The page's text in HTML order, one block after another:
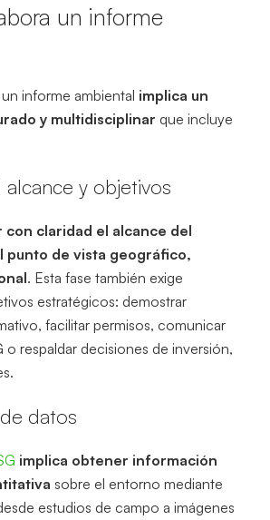
un informe
informe ambiental implica un
y multidisciplinar que incluye
y objetivos
con claridad el alcance del
punto de vista geográfico,
. Esta fase también exige
estratégicos: demostrar
facilitar permisos, comunicar
o respaldar decisiones de inversión,
datos
implica obtener información
sobre el entorno mediante
estudios de campo a imágenes